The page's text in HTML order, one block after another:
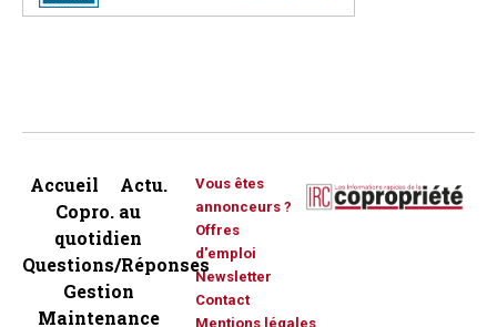
Accueil
Actu.
Copro. au
quotidien
Questions/Réponses
Gestion
Maintenance
Vous êtes
annonceurs ?
Offres
d'emploi
Newsletter
Contact
Mentions légales